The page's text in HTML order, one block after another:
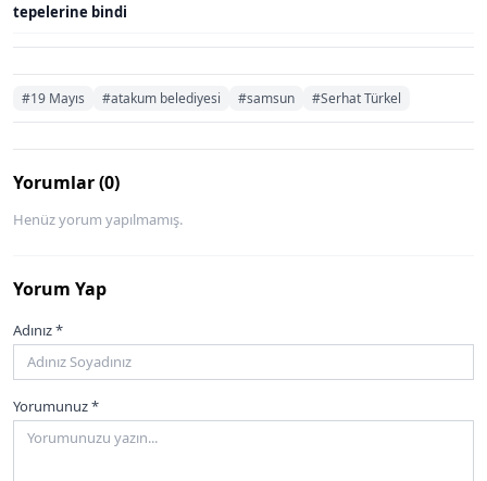
tepelerine bindi
#19 Mayıs #atakum belediyesi #samsun #Serhat Türkel
Yorumlar (0)
Henüz yorum yapılmamış.
Yorum Yap
Adınız *
Yorumunuz *